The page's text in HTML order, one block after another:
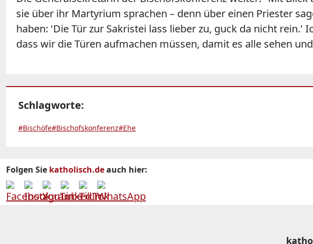
sie über ihr Martyrium sprachen – denn über einen Priester
haben: 'Die Tür zur Sakristei lass lieber zu, guck da nicht
dass wir die Türen aufmachen müssen, damit es alle sehen
Schlagworte:
#Bischöfe#Bischofskonferenz#Ehe
Folgen Sie katholisch.deauch hier: